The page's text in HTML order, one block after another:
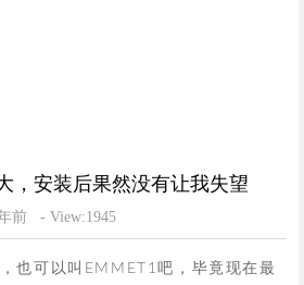
，安装后果然没有让我失望
前 - View:1945
也可以叫EMMET1吧，毕竟现在最